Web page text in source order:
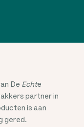
De Echte
partner in
is aan
gered.